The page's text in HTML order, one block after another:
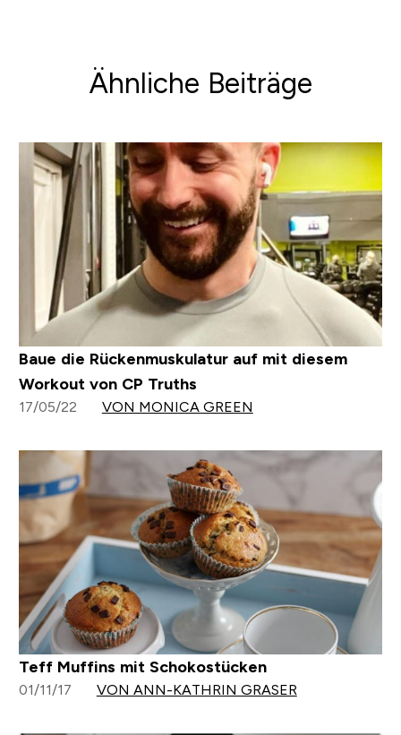
Ähnliche Beiträge
Baue die Rückenmuskulatur auf mit diesem
Workout von CP Truths
17/05/22 VON MONICA GREEN
Teff Muffins mit Schokostücken
01/11/17 VON ANN-KATHRIN GRASER